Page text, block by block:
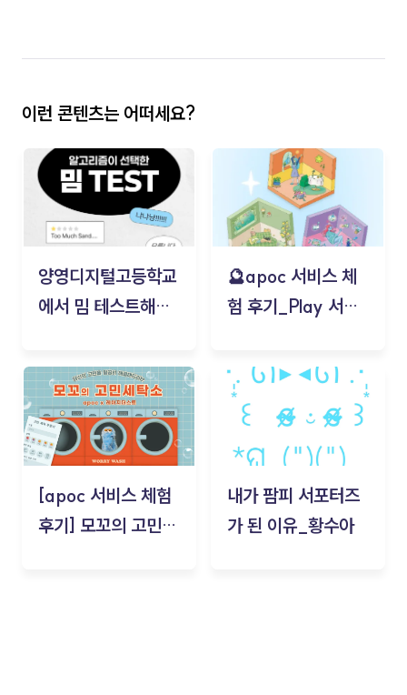
이런 콘텐츠는 어떠세요?
양영디지털고등학교
에서 밈 테스트해보
🔮apoc 서비스 체
험 후기_Play 서비
김태현
[apoc 서비스 체험
후기] 모꼬의 고민세
내가 팜피 서포터즈
가 된 이유_황수아